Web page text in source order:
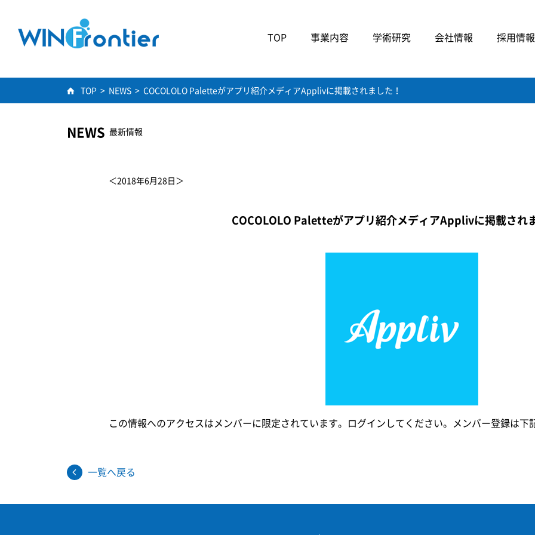
TOP 事業内容 学術研究 会社情報 採用情報
TOP > NEWS > COCOLOLO Paletteがアプリ紹介メディアApplivに掲載されました！
NEWS 最新情報
＜2018年6月28日＞
COCOLOLO Paletteがアプリ紹介メディアApplivに掲載され
この情報へのアクセスはメンバーに限定されています。ログインしてください。メンバー登録は下
一覧へ戻る